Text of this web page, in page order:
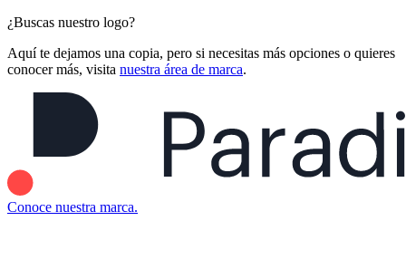
¿Buscas nuestro logo?
Aquí te dejamos una copia, pero si necesitas más opciones o quieres
conocer más, visita nuestra área de marca.
Conoce nuestra marca.